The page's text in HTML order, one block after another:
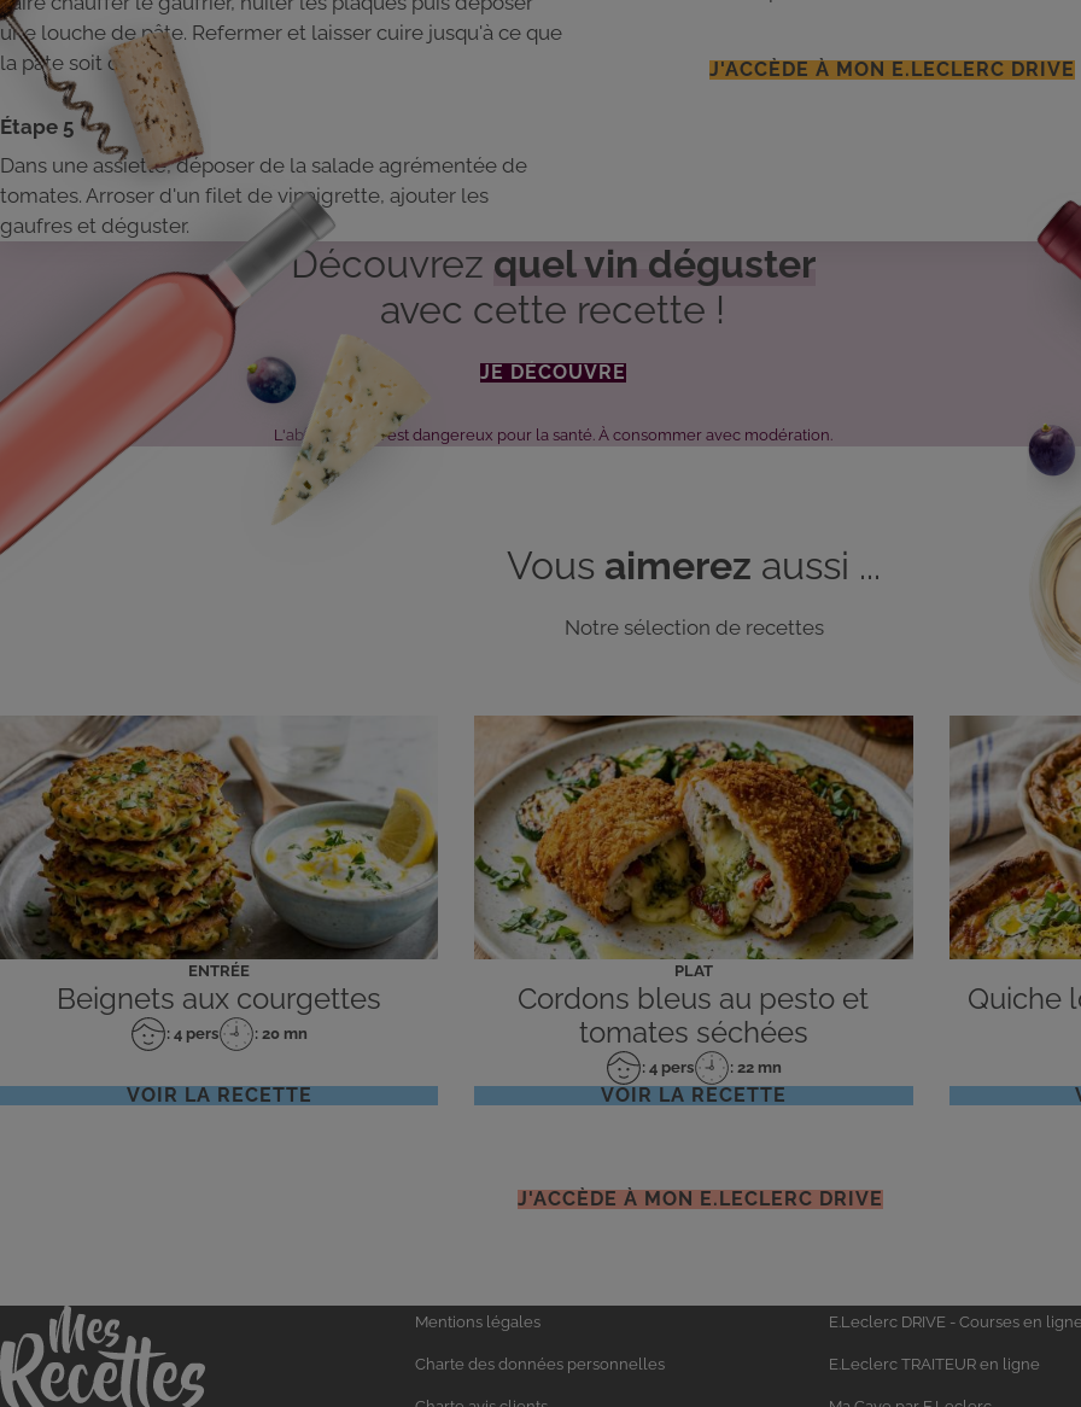
une louche de pâte. Refermer et laisser cuire jusqu'à ce que
la pâte soit dorée.
Étape 5
Dans une assiette, déposer de la salade agrémentée de
tomates. Arroser d'un filet de vinaigrette, ajouter les
gaufres et déguster.
J'ACCÈDE À MON E.LECLERC DRIVE
Découvrez quel vin déguster
avec cette recette !
JE DÉCOUVRE
L'abus d'alcool est dangereux pour la santé. À consommer avec modération.
Vous aimerez aussi ...
Notre sélection de recettes
ENTRÉE
Beignets aux courgettes
Nombre
personnes
: 4 pers
Temps
préparation
: 20 mn
VOIR LA RECETTE
PLAT
Cordons bleus au pesto et
tomates séchées
Nombre
de
: 4 pers
Temps
de
: 22 mn
VOIR LA RECETTE
Quiche
J'ACCÈDE À MON E.LECLERC DRIVE
Accueil
Liens
utiles
Mentions légales
Charte des données personnelles
Univers
Leclerc
E.Leclerc DRIVE - Courses en
E.Leclerc TRAITEUR en ligne